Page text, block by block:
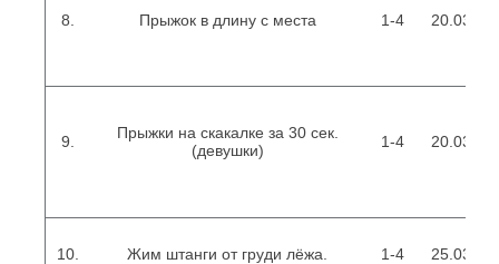
8. Прыжок в длину с места 1-4
9.
Прыжки на скакалке за 30 сек.
(девушки)
1-4
10. Жим штанги от груди лёжа. 1-4